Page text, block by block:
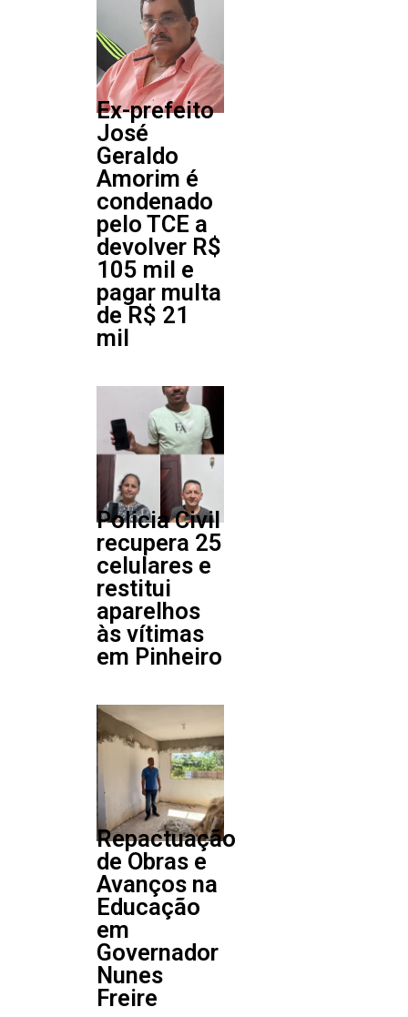
Ex-prefeito
José
Geraldo
Amorim é
condenado
pelo TCE a
devolver R$
105 mil e
pagar multa
de R$ 21
mil
Policia Civil
recupera 25
celulares e
restitui
aparelhos
às vítimas
em Pinheiro
Repactuação
de Obras e
Avanços na
Educação
em
Governador
Nunes
Freire